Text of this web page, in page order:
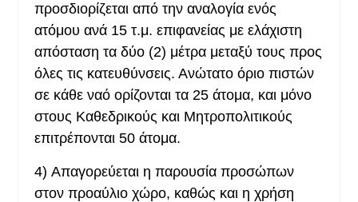
προσδιορίζεται από την αναλογία ενός
ατόμου ανά 15 τ.μ. επιφανείας με ελάχιστη
απόσταση τα δύο (2) μέτρα μεταξύ τους προς
όλες τις κατευθύνσεις. Ανώτατο όριο πιστών
σε κάθε ναό ορίζονται τα 25 άτομα, και μόνο
στους Καθεδρικούς και Μητροπολιτικούς
επιτρέπονται 50 άτομα.
4)Απαγορεύεται η παρουσία προσώπων
στον προαύλιο χώρο, καθώς και η χρήση